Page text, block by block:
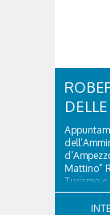
Mattino”
Turismo
di